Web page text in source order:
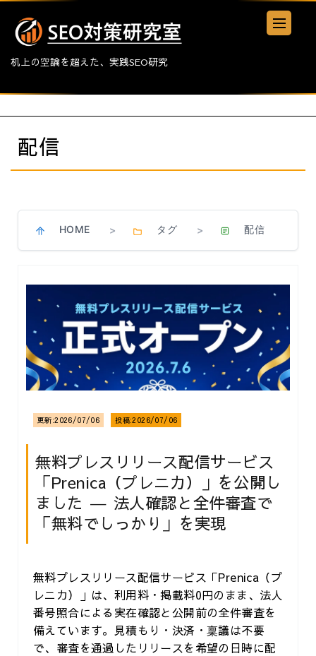
机上の空論を超えた、実践SEO研究
配信
HOME > タグ > 配信
無料プレスリリース配信サービス
「Prenica（プレニカ）」を公開し
ました ― 法人確認と全件審査で
「無料でしっかり」を実現
更新:2026/07/06 投稿:2026/07/06
無料プレスリリース配信サービス「Prenica（プ
レニカ）」は、利用料・掲載料0円のまま、法人
番号照合による実在確認と公開前の全件審査を
備えています。見積もり・決済・稟議は不要
で、審査を通過したリリースを希望の日時に配